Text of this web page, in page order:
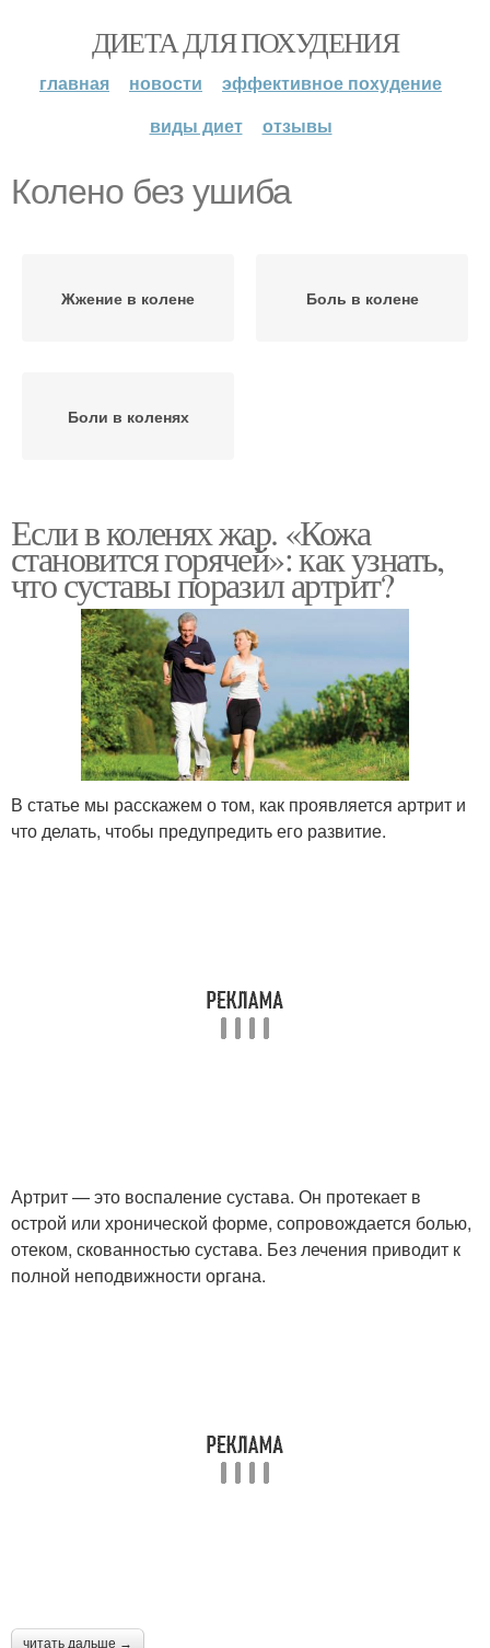
ДИЕТА ДЛЯ ПОХУДЕНИЯ
главная новости
эффективное похудение
виды диет
отзывы
Колено без ушиба
Жжение в колене Боль в колене
Боли в коленях
Если в коленях жар. «Кожа
становится горячей»: как узнать,
что суставы поразил артрит?
В статье мы расскажем о том, как проявляется артрит и
что делать, чтобы предупредить его развитие.
Артрит — это воспаление сустава. Он протекает в
острой или хронической форме, сопровождается болью,
отеком, скованностью сустава. Без лечения приводит к
полной неподвижности органа.
читать дальше →